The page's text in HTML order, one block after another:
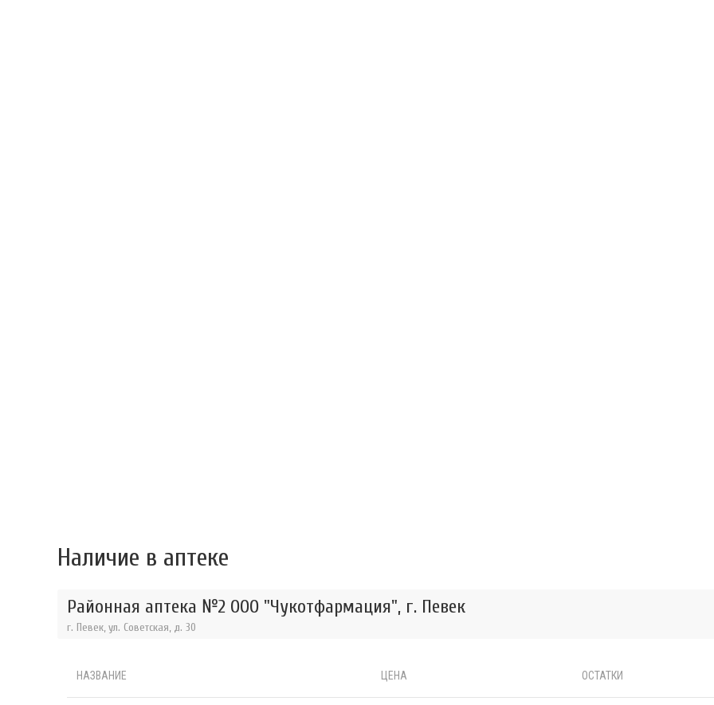
Наличие в аптеке
Районная аптека №2 ООО "Чукотфармация", г. Певек
г. Певек, ул. Советская, д. 30
НАЗВАНИЕ ЦЕНА ОСТАТКИ